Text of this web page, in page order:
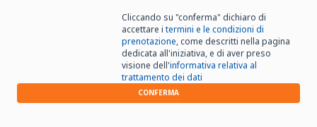
Cliccando su "conferma" dichiaro di
accettare itermini e le condizioni di
prenotazione, come descritti nella pagina
dedicata all'iniziativa, e di aver preso
visione dell'informativa relativa al
trattamento dei dati
CONFERMA